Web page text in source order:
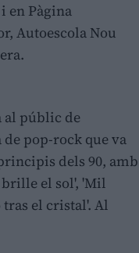
i en Pàgina
Autoescola Nou
al públic de
de pop-rock que va
dels 90, amb
brille el sol', 'Mil
el cristal'. Al